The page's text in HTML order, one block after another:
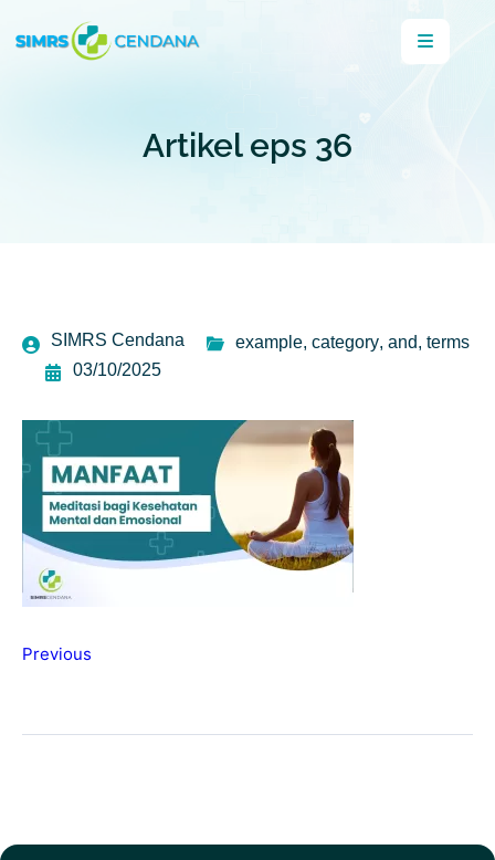
Artikel eps 36
SIMRS Cendana example, category, and, terms
03/10/2025
Previous